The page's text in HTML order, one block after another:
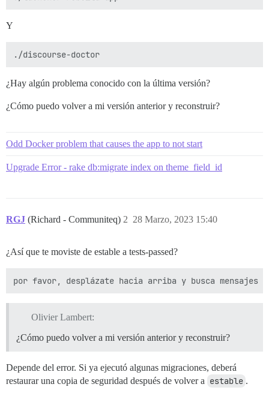
Y
¿Hay algún problema conocido con la última versión?
¿Cómo puedo volver a mi versión anterior y reconstruir?
Odd Docker problem that causes the app to not start
Upgrade Error - rake db:migrate index on theme_field_id
RGJ (Richard - Communiteq) 28 Marzo, 2023 15:40
2
¿Así que te moviste de estable a tests-passed?
Olivier Lambert:
¿Cómo puedo volver a mi versión anterior y reconstruir?
Depende del error. Si ya ejecutó algunas migraciones, deberá
restaurar una copia de seguridad después de volver a estable .